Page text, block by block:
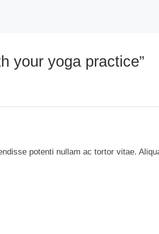
your yoga practice”
potenti nullam ac tortor vitae.